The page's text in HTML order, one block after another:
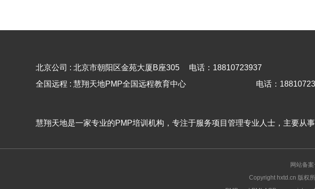
北京公司 : 北京市朝阳区金苑大厦B座305
电话：18810723937
全国远程 : 慧翔天地PMP全国远程教育中心
电话：
慧翔天地是一家专业的PMP培训机构，专注于服务项目管理专业人士，主要从事
网站备
Copyright hxtd.cn 版权